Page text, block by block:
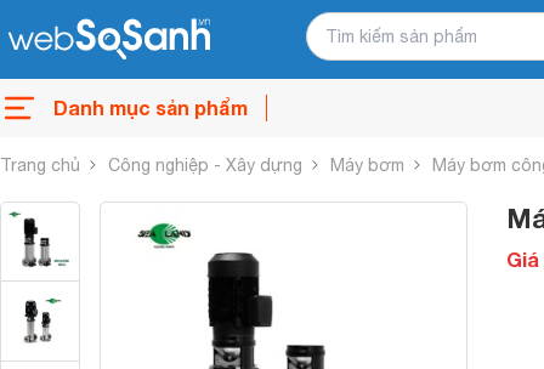
Danh mục sản phẩm
Trang chủ Công nghiệp - Xây dựng Máy bơm Máy bơm
Giá